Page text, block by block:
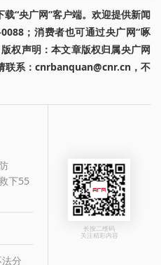
“央广网”客户端。欢迎提供新闻
；消费者也可通过央广网“啄
权声明：本文章版权归属央广网
联系：cnrbanquan@cnr.cn，不
下55
分
长按二维码
关注精彩内容